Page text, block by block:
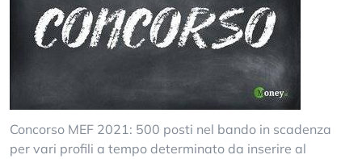
Concorso MEF 2021: 500 posti nel bando in scadenza
per vari profili a tempo determinato da inserire al